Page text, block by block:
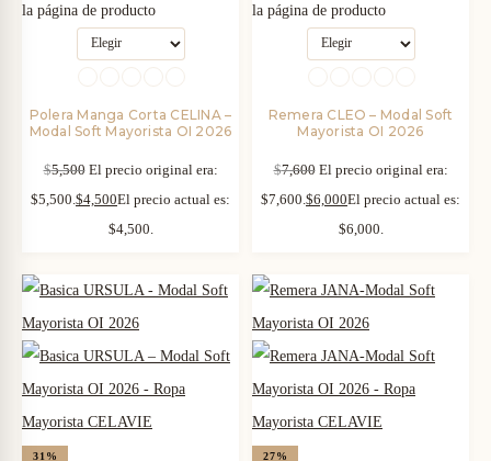
la página de producto
Polera Manga Corta CELINA –
Modal Soft Mayorista OI 2026
$5,500 El precio original era:
$5,500. $4,500El precio actual es:
$4,500.
la página de producto
Remera CLEO – Modal Soft
Mayorista OI 2026
$7,600 El precio original era:
$7,600. $6,000El precio actual es:
$6,000.
31% 27%